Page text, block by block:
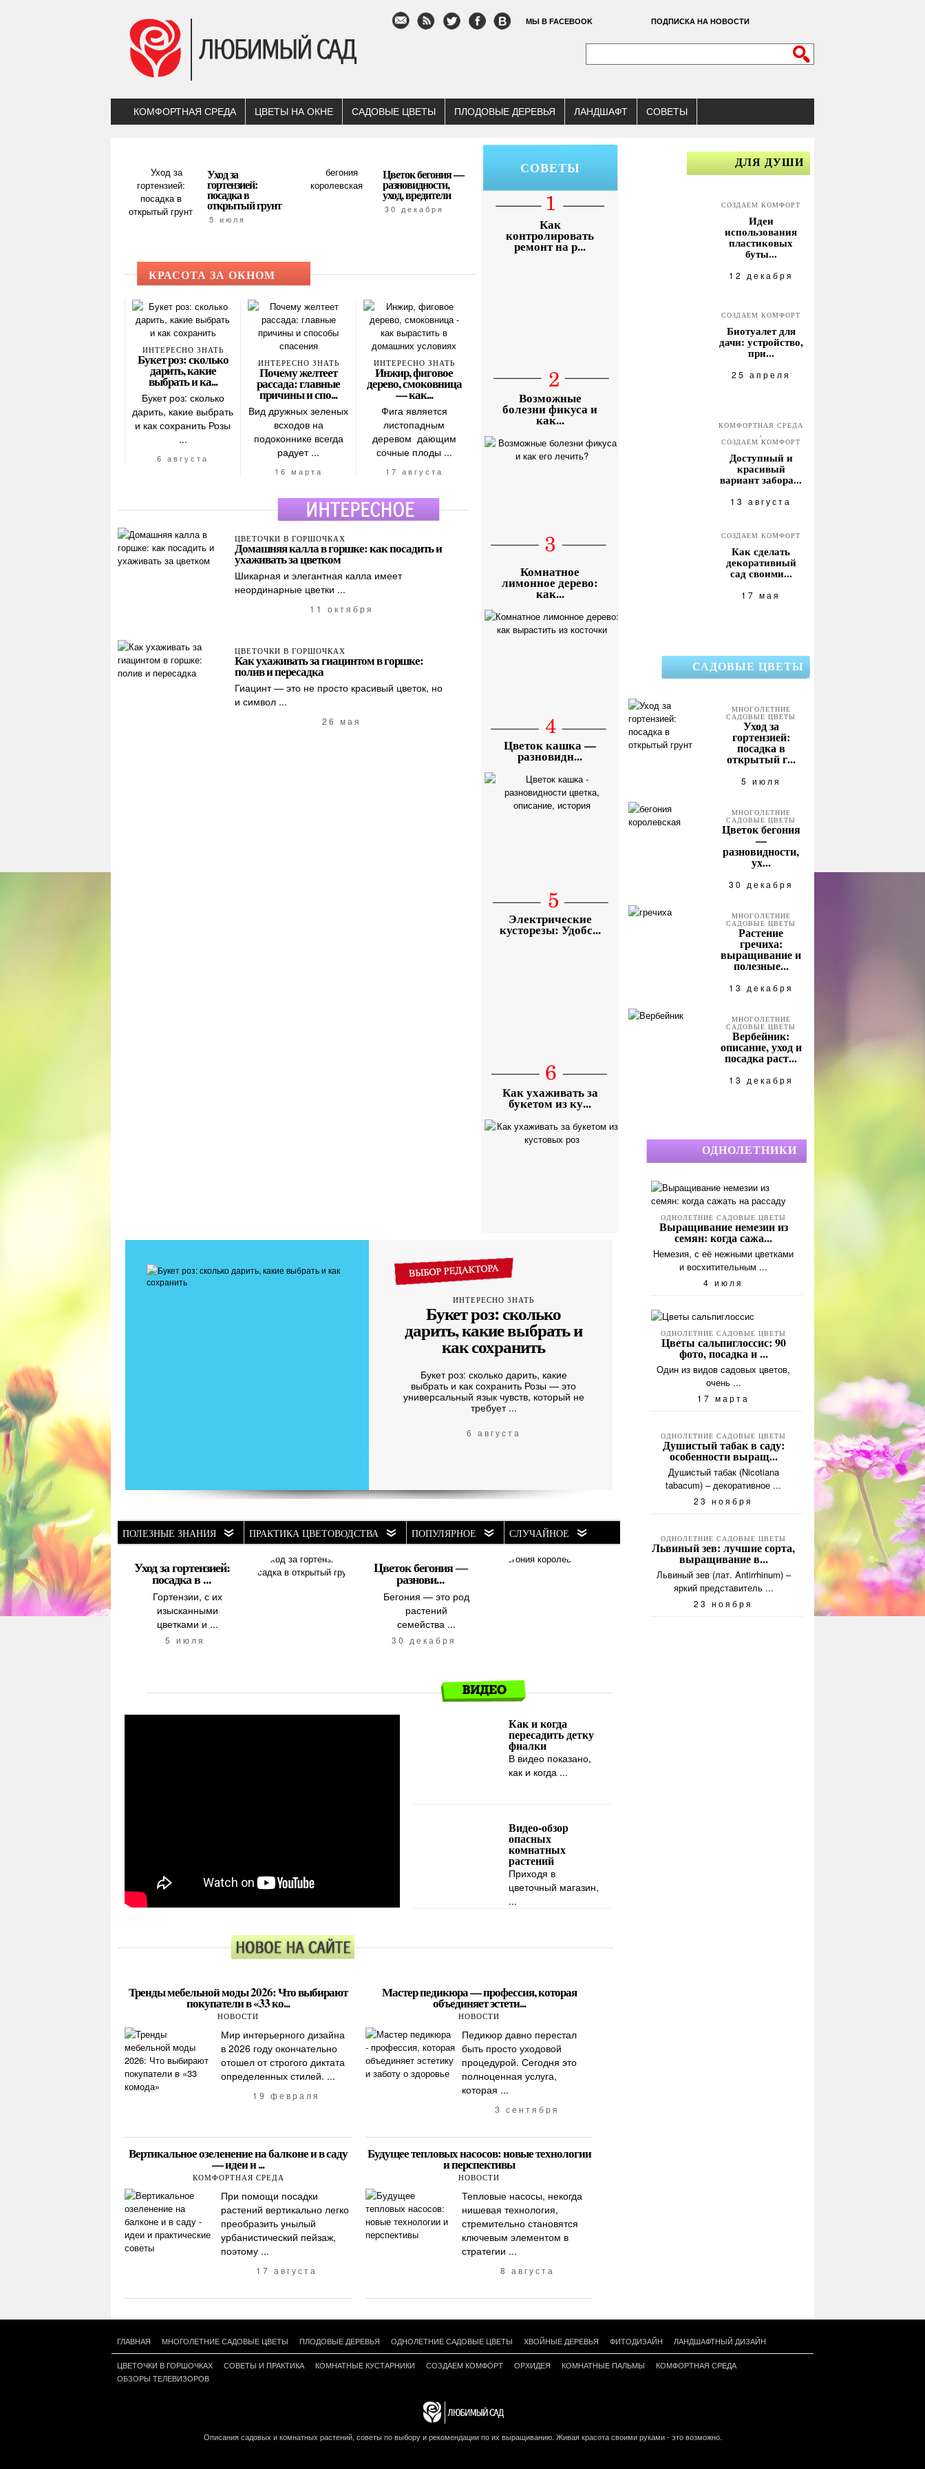
МЫ В FACEBOOK ПОДПИСКА НА НОВОСТИ
КОМФОРТНАЯ СРЕДА ЦВЕТЫ НА ОКНЕ САДОВЫЕ ЦВЕТЫ ПЛОДОВЫЕ ДЕРЕВЬЯ ЛАНДШАФТ СОВЕТЫ
СОВЕТЫ
Как
контролировать
ремонт на р...
Возможные
болезни фикуса и
как...
Комнатное
лимонное дерево:
как...
Цветок кашка —
разновидн...
Электрические
кусторезы: Удобс...
Как ухаживать за
букетом из ку...
Уход за
гортензией:
посадка в
открытый грунт
5 июля
Цветок бегония —
разновидности,
уход, вредители
30 декабря
КРАСОТА ЗА ОКНОМ
ИНТЕРЕСНО ЗНАТЬ
Букет роз: сколько
дарить, какие
выбрать и ка...
Букет роз: сколько
дарить, какие выбрать
и как сохранить Розы
...
6 августа
ИНТЕРЕСНО ЗНАТЬ
Почему желтеет
рассада: главные
причины и спо...
Вид дружных зеленых
всходов на
подоконнике всегда
радует ...
16 марта
ИНТЕРЕСНО ЗНАТЬ
Инжир, фиговое
дерево, смоковница
— как...
Фига является
листопадным
деревом дающим
сочные плоды ...
17 августа
ЦВЕТОЧКИ В ГОРШОЧКАХ
Домашняя калла в горшке: как посадить и
ухаживать за цветком
Шикарная и элегантная калла имеет
неординарные цветки ...
11 октября
ЦВЕТОЧКИ В ГОРШОЧКАХ
Как ухаживать за гиацинтом в горшке:
полив и пересадка
Гиацинт — это не просто красивый цветок, но
и символ ...
26 мая
ИНТЕРЕСНО ЗНАТЬ
Букет роз: сколько
дарить, какие выбрать и
как сохранить
Букет роз: сколько дарить, какие
выбрать и как сохранить Розы — это
универсальный язык чувств, который не
требует ...
6 августа
ПОЛЕЗНЫЕ ЗНАНИЯ ПРАКТИКА ЦВЕТОВОДСТВА ПОПУЛЯРНОЕ СЛУЧАЙНОЕ
Уход за гортензией:
посадка в ...
Гортензии, с их
изысканными
цветками и ...
5 июля
Цветок бегония —
разнови...
Бегония — это род
растений
семейства ...
30 декабря
Как и когда
пересадить детку
фиалки
В видео показано,
как и когда ...
Видео-обзор
опасных
комнатных
растений
Приходя в
цветочный магазин,
...
Тренды мебельной моды 2026: Что выбирают
покупатели в «33 ко...
НОВОСТИ
Мир интерьерного дизайна
в 2026 году окончательно
отошел от строгого диктата
определенных стилей. ...
19 февраля
Мастер педикюра — профессия, которая
объединяет эстети...
НОВОСТИ
Педикюр давно перестал
быть просто уходовой
процедурой. Сегодня это
полноценная услуга,
которая ...
3 сентября
Вертикальное озеленение на балконе и в саду
— идеи и ...
КОМФОРТНАЯ СРЕДА
При помощи посадки
растений вертикально легко
преобразить унылый
урбанистический пейзаж,
поэтому ...
17 августа
Будущее тепловых насосов: новые технологии
и перспективы
НОВОСТИ
Тепловые насосы, некогда
нишевая технология,
стремительно становятся
ключевым элементом в
стратегии ...
8 августа
ДЛЯ ДУШИ
СОЗДАЕМ КОМФОРТ
Идеи
использования
пластиковых
буты...
12 декабря
СОЗДАЕМ КОМФОРТ
Биотуалет для
дачи: устройство,
при...
25 апреля
КОМФОРТНАЯ СРЕДА
,
СОЗДАЕМ КОМФОРТ
Доступный и
красивый
вариант забора...
13 августа
СОЗДАЕМ КОМФОРТ
Как сделать
декоративный
сад своими...
17 мая
САДОВЫЕ ЦВЕТЫ
МНОГОЛЕТНИЕ
САДОВЫЕ ЦВЕТЫ
Уход за
гортензией:
посадка в
открытый г...
5 июля
МНОГОЛЕТНИЕ
САДОВЫЕ ЦВЕТЫ
Цветок бегония
—
разновидности,
ух...
30 декабря
МНОГОЛЕТНИЕ
САДОВЫЕ ЦВЕТЫ
Растение
гречиха:
выращивание и
полезные...
13 декабря
МНОГОЛЕТНИЕ
САДОВЫЕ ЦВЕТЫ
Вербейник:
описание, уход и
посадка раст...
13 декабря
ОДНОЛЕТНИКИ
ОДНОЛЕТНИЕ САДОВЫЕ ЦВЕТЫ
Выращивание немезии из
семян: когда сажа...
Немезия, с её нежными цветками
и восхитительным ...
4 июля
ОДНОЛЕТНИЕ САДОВЫЕ ЦВЕТЫ
Цветы сальпиглоссис: 90
фото, посадка и ...
Один из видов садовых цветов,
очень ...
17 марта
ОДНОЛЕТНИЕ САДОВЫЕ ЦВЕТЫ
Душистый табак в саду:
особенности выращ...
Душистый табак (Nicotiana
tabacum) – декоративное ...
23 ноября
ОДНОЛЕТНИЕ САДОВЫЕ ЦВЕТЫ
Львиный зев: лучшие сорта,
выращивание в...
Львиный зев (лат. Antirrhinum) –
яркий представитель ...
23 ноября
ГЛАВНАЯ МНОГОЛЕТНИЕ САДОВЫЕ ЦВЕТЫ ПЛОДОВЫЕ ДЕРЕВЬЯ ОДНОЛЕТНИЕ САДОВЫЕ ЦВЕТЫ ХВОЙНЫЕ ДЕРЕВЬЯ ФИТОДИЗАЙН ЛАНДШАФТНЫЙ ДИЗАЙН
ЦВЕТОЧКИ В ГОРШОЧКАХ СОВЕТЫ И ПРАКТИКА КОМНАТНЫЕ КУСТАРНИКИ СОЗДАЕМ КОМФОРТ ОРХИДЕЯ КОМНАТНЫЕ ПАЛЬМЫ
КОМФОРТНАЯ СРЕДА
ОБЗОРЫ ТЕЛЕВИЗОРОВ
Описания садовых и комнатных растений, советы по выбору и рекомендации по их выращиванию. Живая красота своими руками - это возможно.